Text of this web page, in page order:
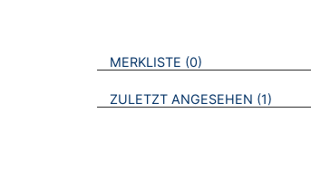
VERWEISE AUF VERMERKTE-
MERKLISTE 0
ZULETZT ANGESEHEN 1